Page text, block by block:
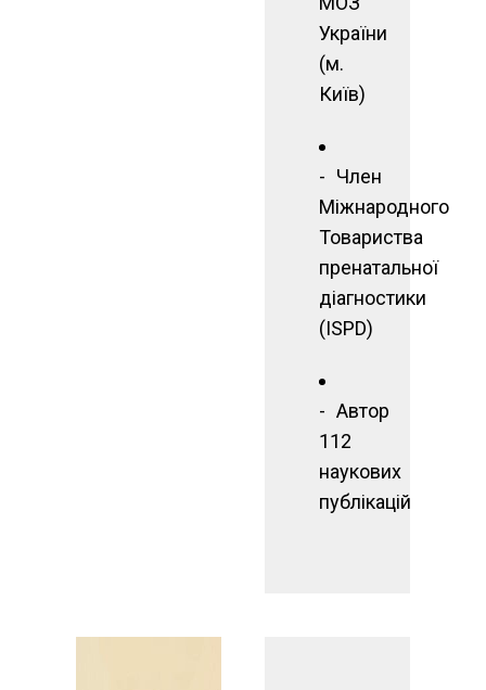
України
(м.
Київ)
Член
Міжнародного
Товариства
пренатальної
діагностики
(ISPD)
Автор
112
наукових
публікацій